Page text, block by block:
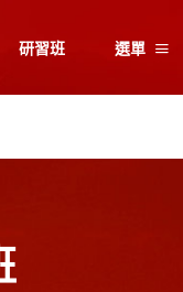
研習班 選單